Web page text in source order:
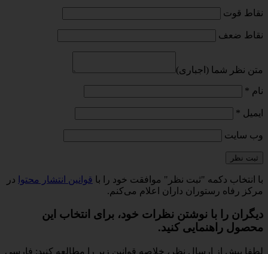
نقاط قوت
نقاط ضعف
متن نظر شما (اجباری)
نام *
ایمیل *
وب‌ سایت
با انتخاب دکمه "ثبت نظر" موافقت خود را با قوانین انتشار محتوا در
مرکز رفاه رستوران داران اعلام می‌کنم.
دیگران را با نوشتن نظرات خود، برای انتخاب این
محصول راهنمایی کنید.
لطفا پیش از ارسال نظر، خلاصه قوانین زیر را مطالعه کنید: فارسی